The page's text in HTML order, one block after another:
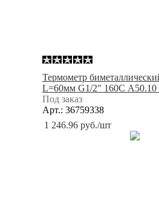
Термометр
L=60мм G1/2" 160С A50.10
Под заказ
Арт.: 36759338
1 246.96 руб./шт